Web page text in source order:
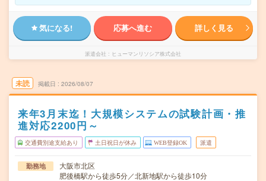
気になる! 応募へ進む 詳しく見る
派遣会社 ヒューマンリソシア株式会社
未読 掲載日 2026/08/07
来年3月末迄！大規模システムの試験計画・推
進対応2200円～
交通費別途支給あり 土日祝日が休み WEB登録OK 派遣
勤務地
大阪市北区
肥後橋駅から徒歩5分／北新地駅から徒歩10分